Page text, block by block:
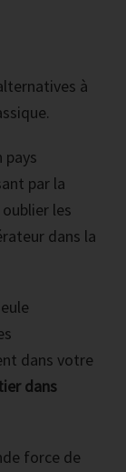
à
pays
par la
les
dans la
dans votre
dans
force de